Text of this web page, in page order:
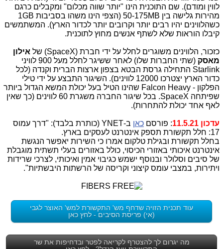
לווין ומודם). שם התוכנית הינו "יותר שווה מכלום" ומקבלים כרגם
מהירות גלישה בין 50-175MB (הצפי הינו משהו בסביבות 1GB
כשהלווינים יהיו רבים יותר וקרובים יותר לכדור הארץ). המשתמשים
קיבלו הוראות שלא לשתף אנשים מחוץ לתוכנית.
כזכור, הלווינים משוגרים לחלל על ידי חברת (SpaceX) של
אילון
מאסק
(שתי החברות שלו) לאחר ששיגר לחלל מעל 900 לוויני
Starlink התחילה גרסת הבטא בצפון ארצות הברית וקנדה (לכל
כדור הארץ יצטרכו 12000 לווינים). השיגור התבצע על ידי טילי
הפלקון - Falcon Heavy שהינו הטיל בעל יכולת המשא הגדול ביותר
שפיתחה SpaceX. בכל שיגור החברה משגרת 60 לווינים (כך שאין
לאף אחד יכולת להתחרות).
עדכון 11.5.21 : פורסם כאן
ב-YNET (כותרת בלבד): "דרך עמוס
17: חלל תקשורת תספק אינטרנט לעסקים בארץ.
בחלל תקשורת ובגילת טלקום אמרו כי השירות יאפשר הנגשת
אינטרנט איכותי באזורי הכיסוי, כולל באזורים בעלי תשתית מוגבלת
של סיבים וסלולר ובנוסף ישמש כגיבוי אמין ואיכותי, לצרכי שרידות
ויתירות, במצבי עומס קיצוני וקריסה של הרשתות היבשתיות".
עוד תכנית הזויה שדחף מש' התקשורת למש' האוצר לגבי
(אי) פריסת הסיבים - לחץ כאן
מה יגרום לך להצטרף לקריאה לפטר ובדחיפות את שר